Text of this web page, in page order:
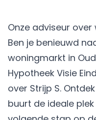
Onze adviseur over
Ben je benieuwd
woningmarkt in
Hypotheek Visie
over Strijp S.
buurt de ideale